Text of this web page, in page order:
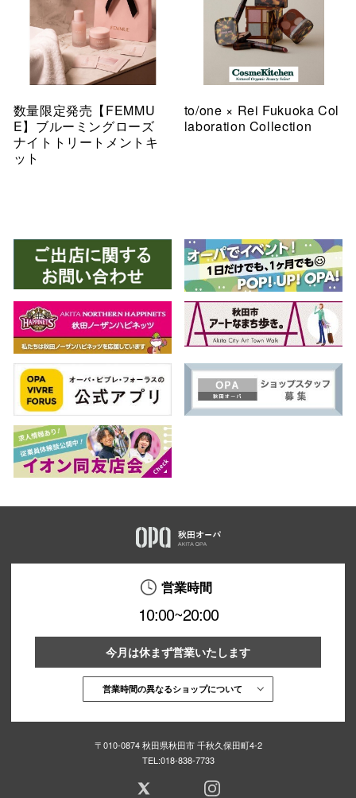
数量限定発売【FEMMU
E】ブルーミングローズ
ナイトトリートメントキ
ット
to/one × Rei Fukuoka Col
laboration Collection
営業時間
10:00~20:00
今月は休まず営業いたします
営業時間の異なるショップについて
〒010-0874 秋田県秋田市 千秋久保田町4-2
TEL:018-838-7733